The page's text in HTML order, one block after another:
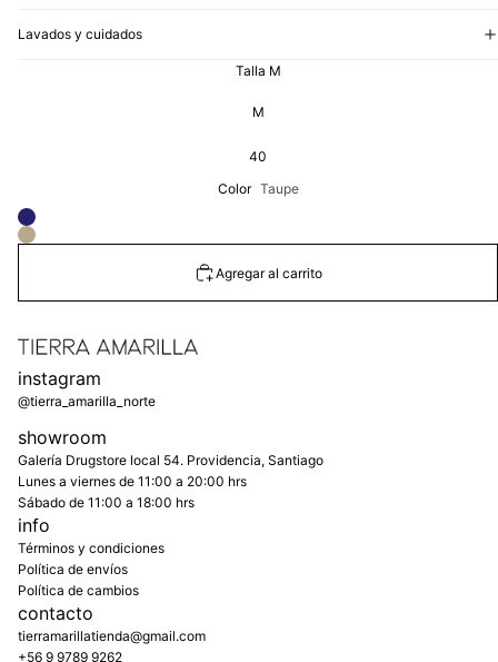
Lavados y cuidados
Talla M
M
40
Color Taupe
Agregar al carrito
instagram
@tierra_amarilla_norte
showroom
Galería Drugstore local 54. Providencia, Santiago
Lunes a viernes de 11:00 a 20:00 hrs
Sábado de 11:00 a 18:00 hrs
info
Términos y condiciones
Política de envíos
Política de cambios
contacto
tierramarillatienda@gmail.com
+56 9 9789 9262